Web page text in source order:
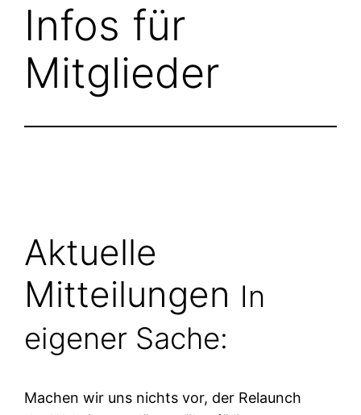
Infos für
Mitglieder
Aktuelle
Mitteilungen In
eigener Sache:
Machen wir uns nichts vor, der Relaunch